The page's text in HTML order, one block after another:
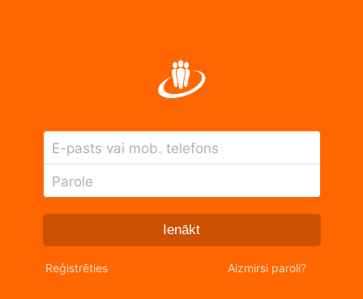
E-pasts vai mob. telefons
Parole
Ienākt
Reģistrēties Aizmirsi paroli?